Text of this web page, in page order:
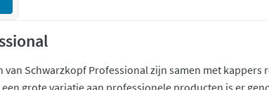
Schwarzkopf Professional zijn samen met
grote variatie aan professionele producten is er